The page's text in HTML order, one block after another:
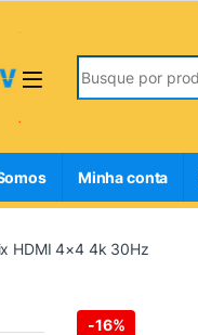
Search for:
Minha conta
HDMI 4×4 4k 30Hz
-16%